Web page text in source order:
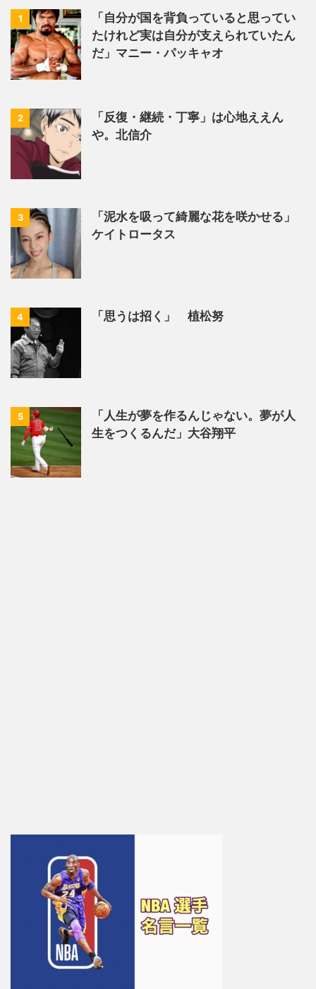
1
「自分が国を背負っていると思ってい
たけれど実は自分が支えられていたん
だ」マニー・パッキャオ
2
「反復・継続・丁寧」は心地ええん
や。北信介
3
「泥水を吸って綺麗な花を咲かせる」
ケイトロータス
4 「思うは招く」 植松努
5
「人生が夢を作るんじゃない。夢が人
生をつくるんだ」大谷翔平